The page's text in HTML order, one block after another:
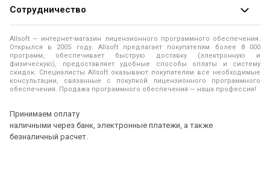
Принимаем оплату
наличными через банк, электронные платежи, а также
безналичный расчет.
Помощь
Правила продажи
Политика использования файлов Cookie
Продажа программ юридическим лицам
О лицензировании программного обеспечения
Программы для компьютера
Контакты
Сотрудничество
О магазине
Адреса и телефоны
Новости
Allsoft — интернет-магазин лицензионного программного обеспечения.
Открылся в 2005 году. Allsoft предлагает покупателям более 8 000
программ, обеспечивает быструю доставку (электронную и
физическую), предоставляет удобные способы оплаты и систему
скидок. Специалисты Allsoft оказывают покупателям все необходимые
консультации, связанные с покупкой лицензионного программного
обеспечения. Продажа программного обеспечения — наша профессия!